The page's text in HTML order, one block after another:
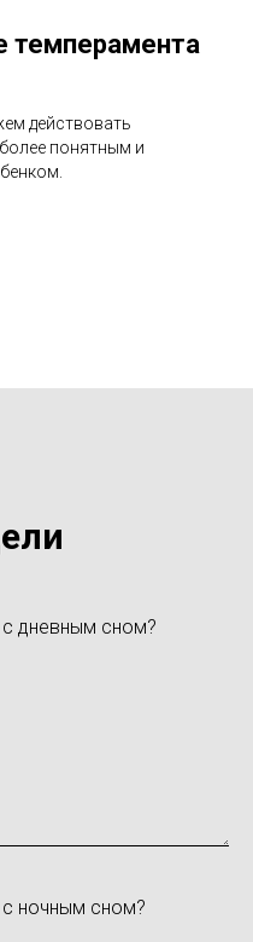
темперамента
действовать
понятным и
дневным сном?
ночным сном?